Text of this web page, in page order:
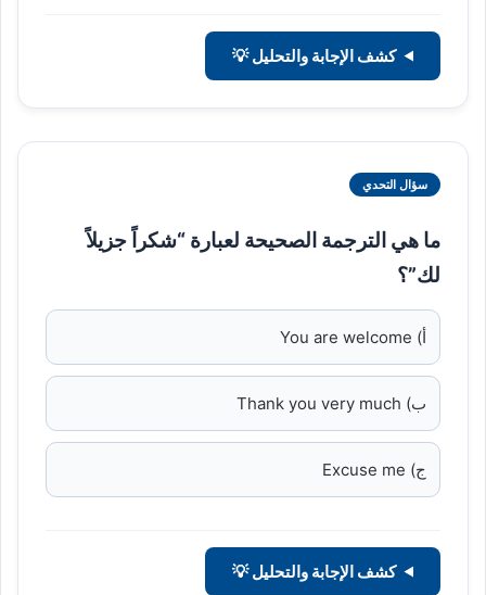
كشف الإجابة والتحليل 💡
سؤال التحدي
ما هي الترجمة الصحيحة لعبارة “شكراً جزيلاً
لك”؟
أ) You are welcome
ب) Thank you very much
ج) Excuse me
كشف الإجابة والتحليل 💡